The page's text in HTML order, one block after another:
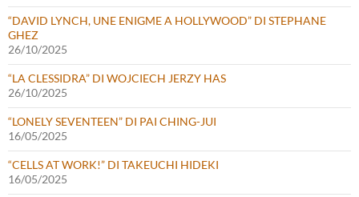
“DAVID LYNCH, UNE ENIGME A HOLLYWOOD” DI STEPHANE
GHEZ
26/10/2025
“LA CLESSIDRA” DI WOJCIECH JERZY HAS
26/10/2025
“LONELY SEVENTEEN” DI PAI CHING-JUI
16/05/2025
“CELLS AT WORK!” DI TAKEUCHI HIDEKI
16/05/2025